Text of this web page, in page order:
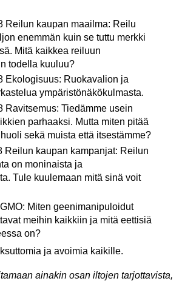
Reilun kaupan maailma: Reilu
enemmän kuin se tuttu merkki
Mitä kaikkea reiluun
todella kuuluu?
Ekologisuus: Ruokavalion ja
ympäristönäkökulmasta.
Ravitsemus: Tiedämme usein
parhaaksi. Mutta miten pitää
sekä muista että itsestämme?
Reilun kaupan kampanjat: Reilun
on moninaista ja
Tule kuulemaan mitä sinä voit
Miten geenimanipuloidut
meihin kaikkiin ja mitä eettisiä
on?
ja avoimia kaikille.
ainakin osan iltojen tarjottavista,